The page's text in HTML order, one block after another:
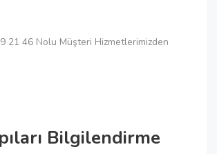
21 46 Nolu Müşteri Hizmetlerimizden
Bilgilendirme